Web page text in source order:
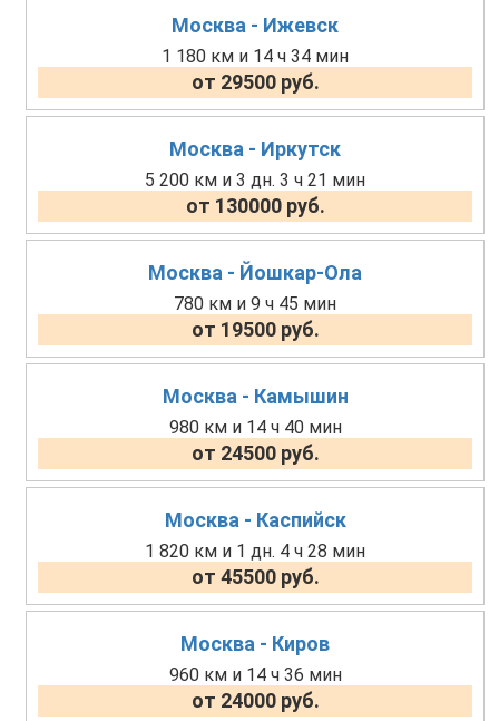
Москва - Ижевск
1 180 км и 14 ч 34 мин
от 29500 руб.
Москва - Иркутск
5 200 км и 3 дн. 3 ч 21 мин
от 130000 руб.
Москва - Йошкар-Ола
780 км и 9 ч 45 мин
от 19500 руб.
Москва - Камышин
980 км и 14 ч 40 мин
от 24500 руб.
Москва - Каспийск
1 820 км и 1 дн. 4 ч 28 мин
от 45500 руб.
Москва - Киров
960 км и 14 ч 36 мин
от 24000 руб.